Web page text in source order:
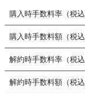
購入時手数料率（税込
購入時手数料額（税込
解約時手数料率（税込
解約時手数料額（税込